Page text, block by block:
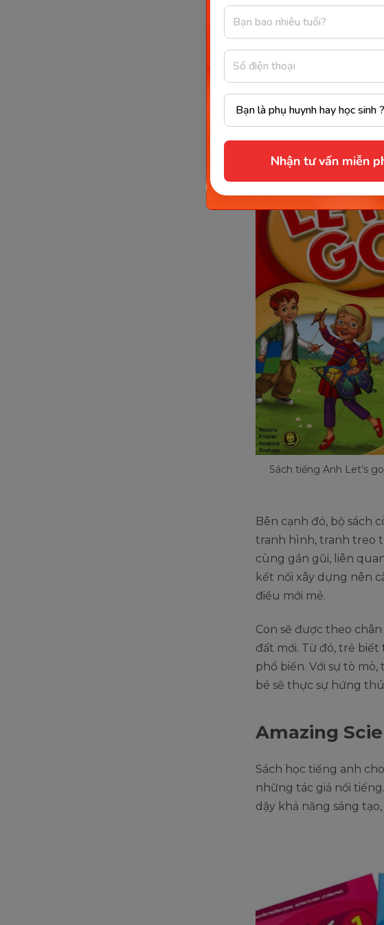
Nhận tư vấn miễn
Let's go
Đây là bộ sách tiếng
giá cao. Có hình ảnh
giao tiếp giống cuộc
yêu thích hình vẽ,
Sách tiếng Anh Let’s
Bên cạnh đó, bộ sách
tranh hình, tranh treo
cùng gần gũi, liên
kết nối xây dựng nên
điều mới mẻ.
Con sẽ được theo
đất mới. Từ đó, trẻ
phổ biến. Với sự tò
bé sẽ thực sự hứng
Amazing
Sách học tiếng anh
những tác giả nổi
dậy khả năng sáng